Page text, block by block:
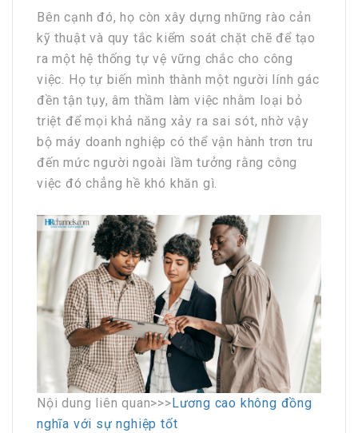
Bên cạnh đó, họ còn xây dựng những rào cản
kỹ thuật và quy tắc kiểm soát chặt chẽ để tạo
ra một hệ thống tự vệ vững chắc cho công
việc. Họ tự biến mình thành một người lính gác
đền tận tụy, âm thầm làm việc nhằm loại bỏ
triệt để mọi khả năng xảy ra sai sót, nhờ vậy
bộ máy doanh nghiệp có thể vận hành trơn tru
đến mức người ngoài lầm tưởng rằng công
việc đó chẳng hề khó khăn gì.
Nội dung liên quan>>>Lương cao không đồng
nghĩa với sự nghiệp tốt